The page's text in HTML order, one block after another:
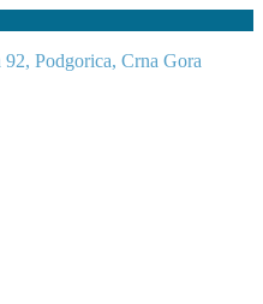
Podgorica, Crna Gora